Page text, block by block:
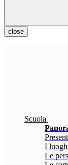
close
Scuola
I
Le